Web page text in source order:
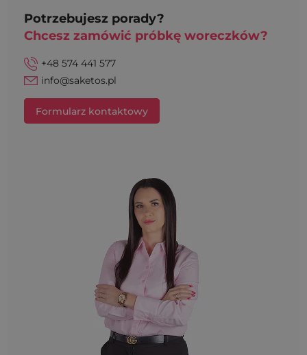
Potrzebujesz porady?
Chcesz zamówić próbkę woreczków?
+48 574 441 577
info@saketos.pl
Formularz kontaktowy